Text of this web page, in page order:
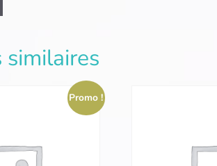
Promo !